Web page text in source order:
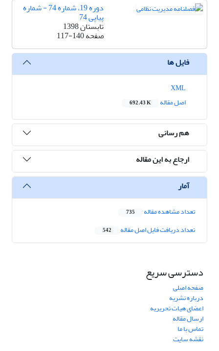
دوره 19، شماره 74 - شماره
پیاپی 74
تابستان 1398
صفحه117-140
فایل ها
اصل مقاله
692.43 K
هم رسانی
ارجاع به این مقاله
آمار
تعداد مشاهده مقاله 735
تعداد دریافت فایل اصل مقاله 542
دسترسی سریع
صفحه اصلی
درباره نشریه
اعضای هیات تحریریه
ارسال مقاله
تماس با ما
نقشه سایت